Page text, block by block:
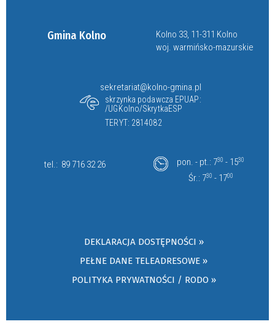
Gmina Kolno
Kolno 33, 11-311 Kolno
woj. warmińsko-mazurskie
sekretariat@kolno-gmina.pl
skrzynka podawcza EPUAP:
/UGKolno/SkrytkaESP
TERYT: 2814082
tel.: 89 716 32 26 pon. - pt.: 730 - 1530
Śr.: 730 - 1700
DEKLARACJA DOSTĘPNOŚCI »
PEŁNE DANE TELEADRESOWE »
POLITYKA PRYWATNOŚCI / RODO »